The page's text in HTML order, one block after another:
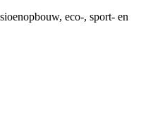
eco-, sport- en